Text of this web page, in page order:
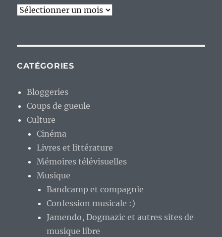
Archives
CATÉGORIES
Bloggeries
Coups de gueule
Culture
Cinéma
Livres et littérature
Mémoires télévisuelles
Musique
Bandcamp et compagnie
Confession musicale :)
Jamendo, Dogmazic et autres sites de
musique libre